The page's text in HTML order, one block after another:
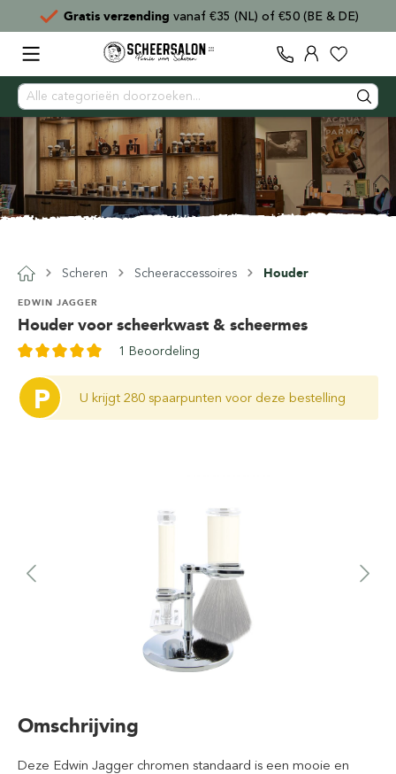
Gratis verzending vanaf €35 (NL) of €50 (BE & DE)
Scheren Scheeraccessoires Houder
Houder voor scheerkwast & scheermes
EDWIN JAGGER
1 Beoordeling
P U krijgt 280 spaarpunten voor deze bestelling
Omschrijving
Deze Edwin Jagger chromen standaard is een mooie en